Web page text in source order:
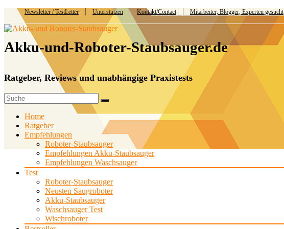
Newsletter / TestLetter Unterstützen Kontakt/Contact Mitarbeiter, Blogger, Experten gesucht
Akku-und-Roboter-Staubsauger.de
Ratgeber, Reviews und unabhängige Praxistests
Home
Ratgeber
Empfehlungen
Roboter-Staubsauger
Empfehlungen Akku-Staubsauger
Empfehlungen Waschsauger
Test
Roboter-Staubsauger
Neusten Saugroboter
Akku-Staubsauger
Waschsauger Test
Wischroboter